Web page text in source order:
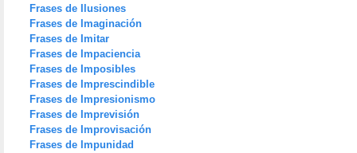
Frases de Ilusiones
Frases de Imaginación
Frases de Imitar
Frases de Impaciencia
Frases de Imposibles
Frases de Imprescindible
Frases de Impresionismo
Frases de Imprevisión
Frases de Improvisación
Frases de Impunidad